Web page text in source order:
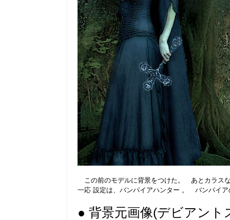
この前のモデルに背景をつけた。 あとカラス
一応 設定は、バンパイアハンター 。 バンパイ
● 背景元画像(デビアン